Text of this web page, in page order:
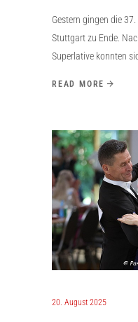
Gestern gingen die
Stuttgart zu Ende.
Superlative konnten
READ MORE
20. August 2025